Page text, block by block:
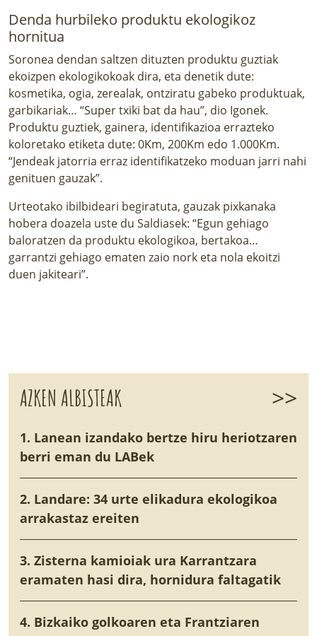
Denda hurbileko produktu ekologikoz
hornitua
Soronea dendan saltzen dituzten produktu guztiak
ekoizpen ekologikokoak dira, eta denetik dute:
kosmetika, ogia, zerealak, ontziratu gabeko produktuak,
garbikariak… “Super txiki bat da hau”, dio Igonek.
Produktu guztiek, gainera, identifikazioa errazteko
koloretako etiketa dute: 0Km, 200Km edo 1.000Km.
“Jendeak jatorria erraz identifikatzeko moduan jarri nahi
genituen gauzak”.
Urteotako ibilbideari begiratuta, gauzak pixkanaka
hobera doazela uste du Saldiasek: “Egun gehiago
baloratzen da produktu ekologikoa, bertakoa…
garrantzi gehiago ematen zaio nork eta nola ekoitzi
duen jakiteari”.
AZKEN ALBISTEAK >>
1. Lanean izandako bertze hiru heriotzaren
berri eman du LABek
2. Landare: 34 urte elikadura ekologikoa
arrakastaz ereiten
3. Zisterna kamioiak ura Karrantzara
eramaten hasi dira, hornidura faltagatik
4. Bizkaiko golkoaren eta Frantziaren